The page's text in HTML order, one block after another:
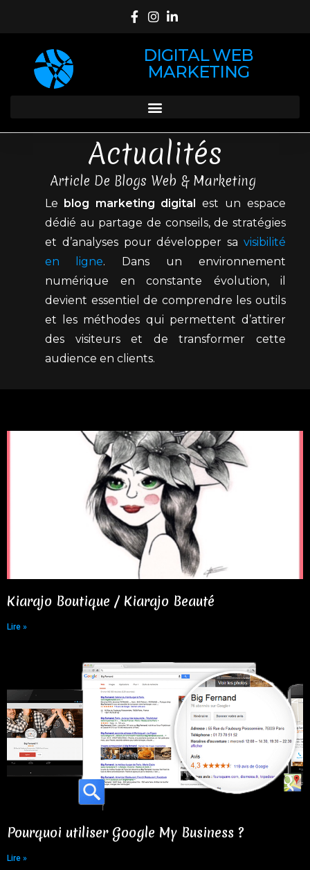
DIGITAL WEB
MARKETING
Actualités
Article De Blogs Web & Marketing
Le blog marketing digital est un espace
dédié au partage de conseils, de stratégies
et d’analyses pour développer sa visibilité
en ligne. Dans un environnement
numérique en constante évolution, il
devient essentiel de comprendre les outils
et les méthodes qui permettent d’attirer
des visiteurs et de transformer cette
audience en clients.
Kiarajo Boutique / Kiarajo Beauté​
Lire »
Pourquoi utiliser Google My Business ?
Lire »